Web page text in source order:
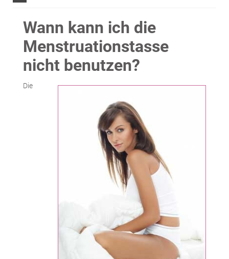
Wann kann ich die
Menstruationstasse
nicht benutzen?
Die